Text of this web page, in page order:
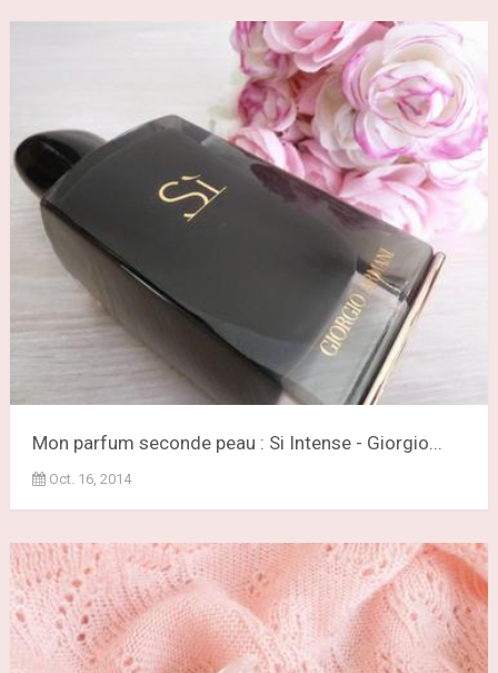
Mon parfum seconde peau : Si Intense - Giorgio...
Oct. 16, 2014